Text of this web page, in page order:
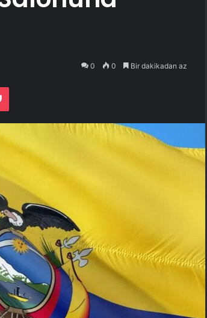
0 0 Bir dakikadan az
Pocket